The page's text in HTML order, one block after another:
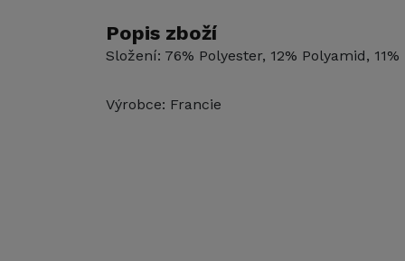
Popis zboží
Složení: 76% Polyester, 12% Polyamid,
Výrobce: Francie